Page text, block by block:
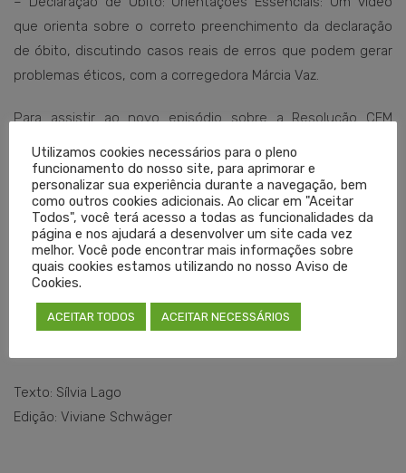
que orienta sobre o correto preenchimento da declaração
de óbito, discutindo casos reais de erros que podem gerar
problemas éticos, com a corregedora Márcia Vaz.
Para assistir ao novo episódio sobre a Resolução CFM
médica, acesse o canal oficial do Cremers no YouTube
(youtube.com/@CremersOficial).
Serviço:
O quê:Novo episódio da Educação Médica Continuada:
Resolução CFM 2323/2022 (Assistência ao Trabalhador)
Onde:Canal do Cremers no YouTube (@CremersOficial)
Texto: Sílvia Lago
Edição: Viviane Schwäger
Utilizamos cookies necessários para o pleno
funcionamento do nosso site, para aprimorar e
personalizar sua experiência durante a navegação, bem
como outros cookies adicionais. Ao clicar em "Aceitar
Todos", você terá acesso a todas as funcionalidades da
página e nos ajudará a desenvolver um site cada vez
melhor. Você pode encontrar mais informações sobre
quais cookies estamos utilizando no nosso Aviso de
Cookies.
ACEITAR TODOS ACEITAR NECESSÁRIOS